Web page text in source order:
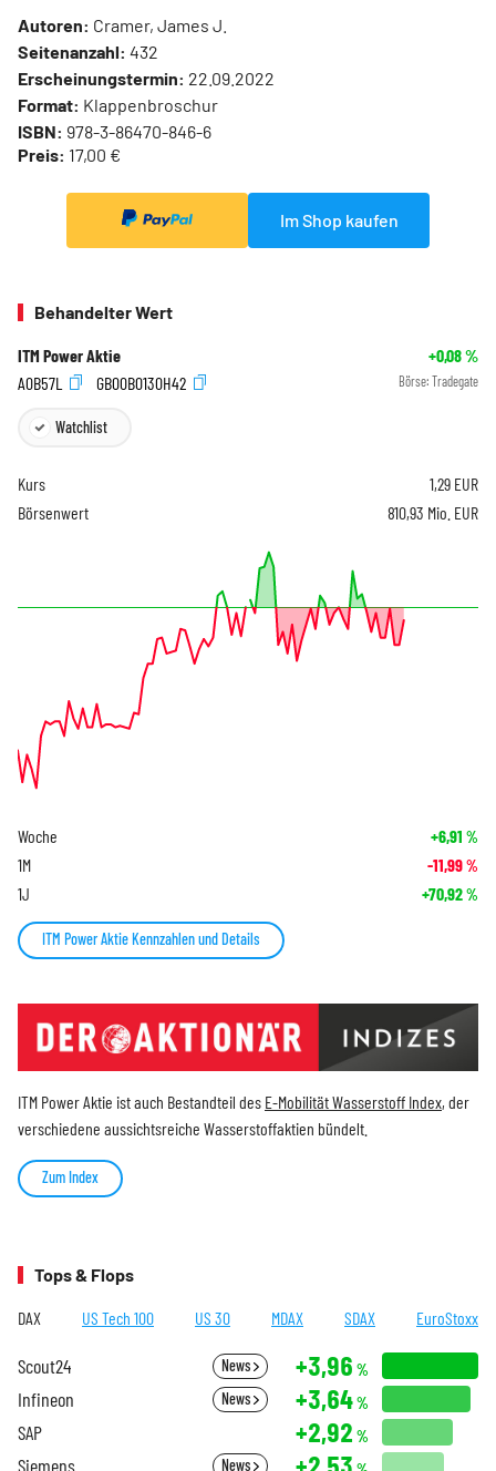
Autoren: Cramer, James J.
Seitenanzahl: 432
Erscheinungstermin: 22.09.2022
Format: Klappenbroschur
ISBN: 978-3-86470-846-6
Preis: 17,00 €
Im Shop kaufen
Behandelter Wert
ITM Power Aktie +0,08%
A0B57L
GB00B0130H42 Börse: Tradegate
Watchlist
Kurs 1,29 EUR
Börsenwert
810,93 Mio. EUR
Woche +6,91 %
1M -11,99%
1J +70,92%
ITM Power Aktie Kennzahlen und Details
ITM Power Aktie ist auch Bestandteil des E-Mobilität Wasserstoff Index, der
verschiedene aussichtsreiche Wasserstoffaktien bündelt.
Zum Index
Tops & Flops
DAX US Tech 100 US 30 MDAX SDAX EuroStoxx
Scout24 News +3,96 %
Infineon News +3,64%
SAP +2,92 %
Siemens News